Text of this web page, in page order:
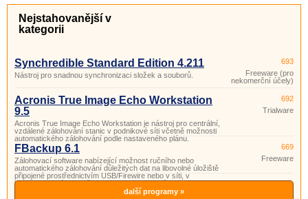
Nejstahovanější v
kategorii
Synchredible Standard Edition 4.211
Nástroj pro snadnou synchronizaci složek a souborů.
693
Freeware (pro
nekomerční účely)
Acronis True Image Echo Workstation
9.5
Acronis True Image Echo Workstation je nástroj pro centrální,
vzdálené zálohování stanic v podnikové síti včetně možnosti
automatického zálohování podle nastaveného plánu.
692
Trialware
FBackup 6.1
Zálohovací software nabízející možnost ručního nebo
automatického zálohování důležitých dat na libovolné úložiště
připojené prostřednictvím USB/Firewire nebo v síti, v
komprimované podobě nebo formou identické kopie.
669
Freeware
další programy »